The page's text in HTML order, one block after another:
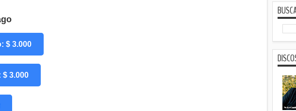
$ 3.000
3.000